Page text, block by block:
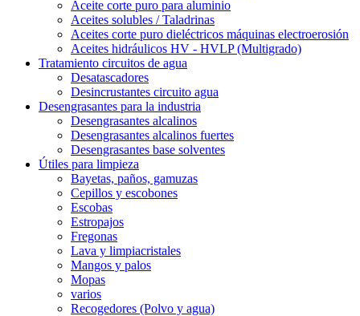
Aceite corte puro para aluminio
Aceites solubles / Taladrinas
Aceites corte puro dieléctricos máquinas electroerosión
Aceites hidráulicos HV - HVLP (Multigrado)
Tratamiento circuitos de agua
Desatascadores
Desincrustantes circuito agua
Desengrasantes para la industria
Desengrasantes alcalinos
Desengrasantes alcalinos fuertes
Desengrasantes base solventes
Útiles para limpieza
Bayetas, paños, gamuzas
Cepillos y escobones
Escobas
Estropajos
Fregonas
Lava y limpiacristales
Mangos y palos
Mopas
varios
Recogedores (Polvo y agua)